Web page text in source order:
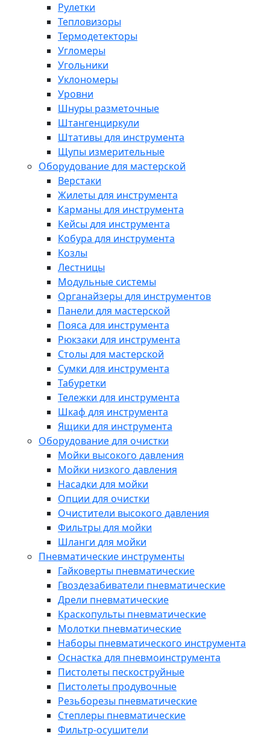
Рулетки
Тепловизоры
Термодетекторы
Угломеры
Угольники
Уклономеры
Уровни
Шнуры разметочные
Штангенциркули
Штативы для инструмента
Щупы измерительные
Оборудование для мастерской
Верстаки
Жилеты для инструмента
Карманы для инструмента
Кейсы для инструмента
Кобура для инструмента
Козлы
Лестницы
Модульные системы
Органайзеры для инструментов
Панели для мастерской
Пояса для инструмента
Рюкзаки для инструмента
Столы для мастерской
Сумки для инструмента
Табуретки
Тележки для инструмента
Шкаф для инструмента
Ящики для инструмента
Оборудование для очистки
Мойки высокого давления
Мойки низкого давления
Насадки для мойки
Опции для очистки
Очистители высокого давления
Фильтры для мойки
Шланги для мойки
Пневматические инструменты
Гайковерты пневматические
Гвоздезабиватели пневматические
Дрели пневматические
Краскопульты пневматические
Молотки пневматические
Наборы пневматического инструмента
Оснастка для пневмоинструмента
Пистолеты пескоструйные
Пистолеты продувочные
Резьборезы пневматические
Степлеры пневматические
Фильтр-осушители